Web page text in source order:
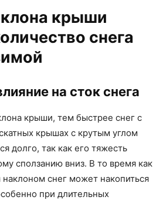
крыши
снега
на сток снега
крыши, тем быстрее снег с
крышах с крутым углом
долго, так как его тяжесть
сползанию вниз. В то время как
снег может накопиться
при длительных